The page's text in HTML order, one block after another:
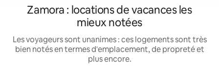
Zamora : locations de vacances les
mieux notées
Les voyageurs sont unanimes : ces logements sont très
bien notés en termes d'emplacement, de propreté et
plus encore.